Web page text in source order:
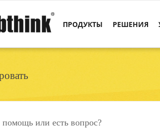
ПРОДУКТЫ РЕШЕНИЯ
или есть вопрос?